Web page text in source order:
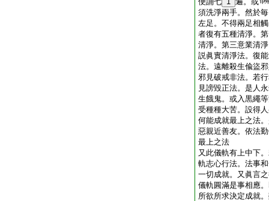
須洗淨兩手。然於
左足。不得兩足相
者復有五種清淨。
清淨。第三意業清
説眞實清淨法。復
法。遠離殺生偸盜
邪見破戒非法。若
見謗毀正法。是人
生餓鬼。或入黒繩
受種種大苦。設得
何能成就最上之法
惡親近善友。依法
最上之法
又此儀軌有上中下
軌志心行法。法事
一切成就。又眞言
儀軌圓滿是事相應
所欲所求決定成就